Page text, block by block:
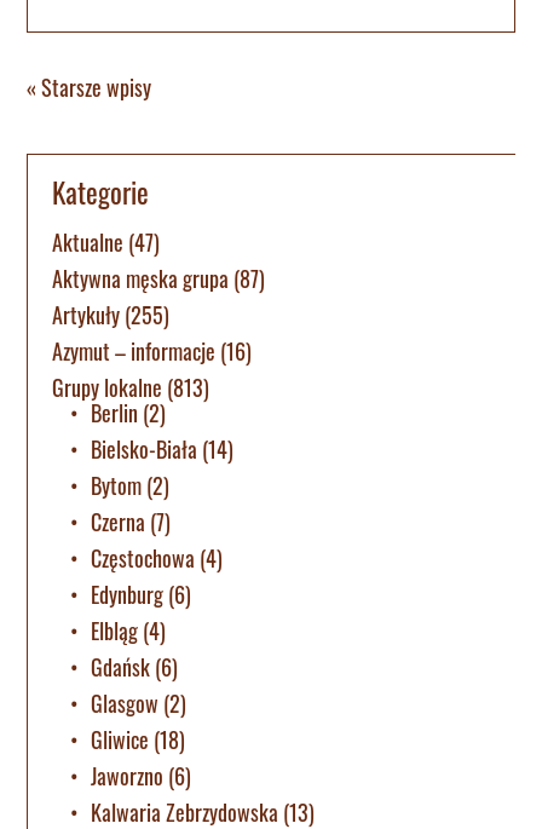
« Starsze wpisy
Kategorie
Aktualne (47)
Aktywna męska grupa (87)
Artykuły(255)
Azymut – informacje (16)
Grupy lokalne (813)
Berlin (2)
Bielsko-Biała (14)
Bytom(2)
Czerna (7)
Częstochowa (4)
Edynburg(6)
Elbląg(4)
Gdańsk(6)
Glasgow (2)
Gliwice (18)
Jaworzno (6)
Kalwaria Zebrzydowska (13)